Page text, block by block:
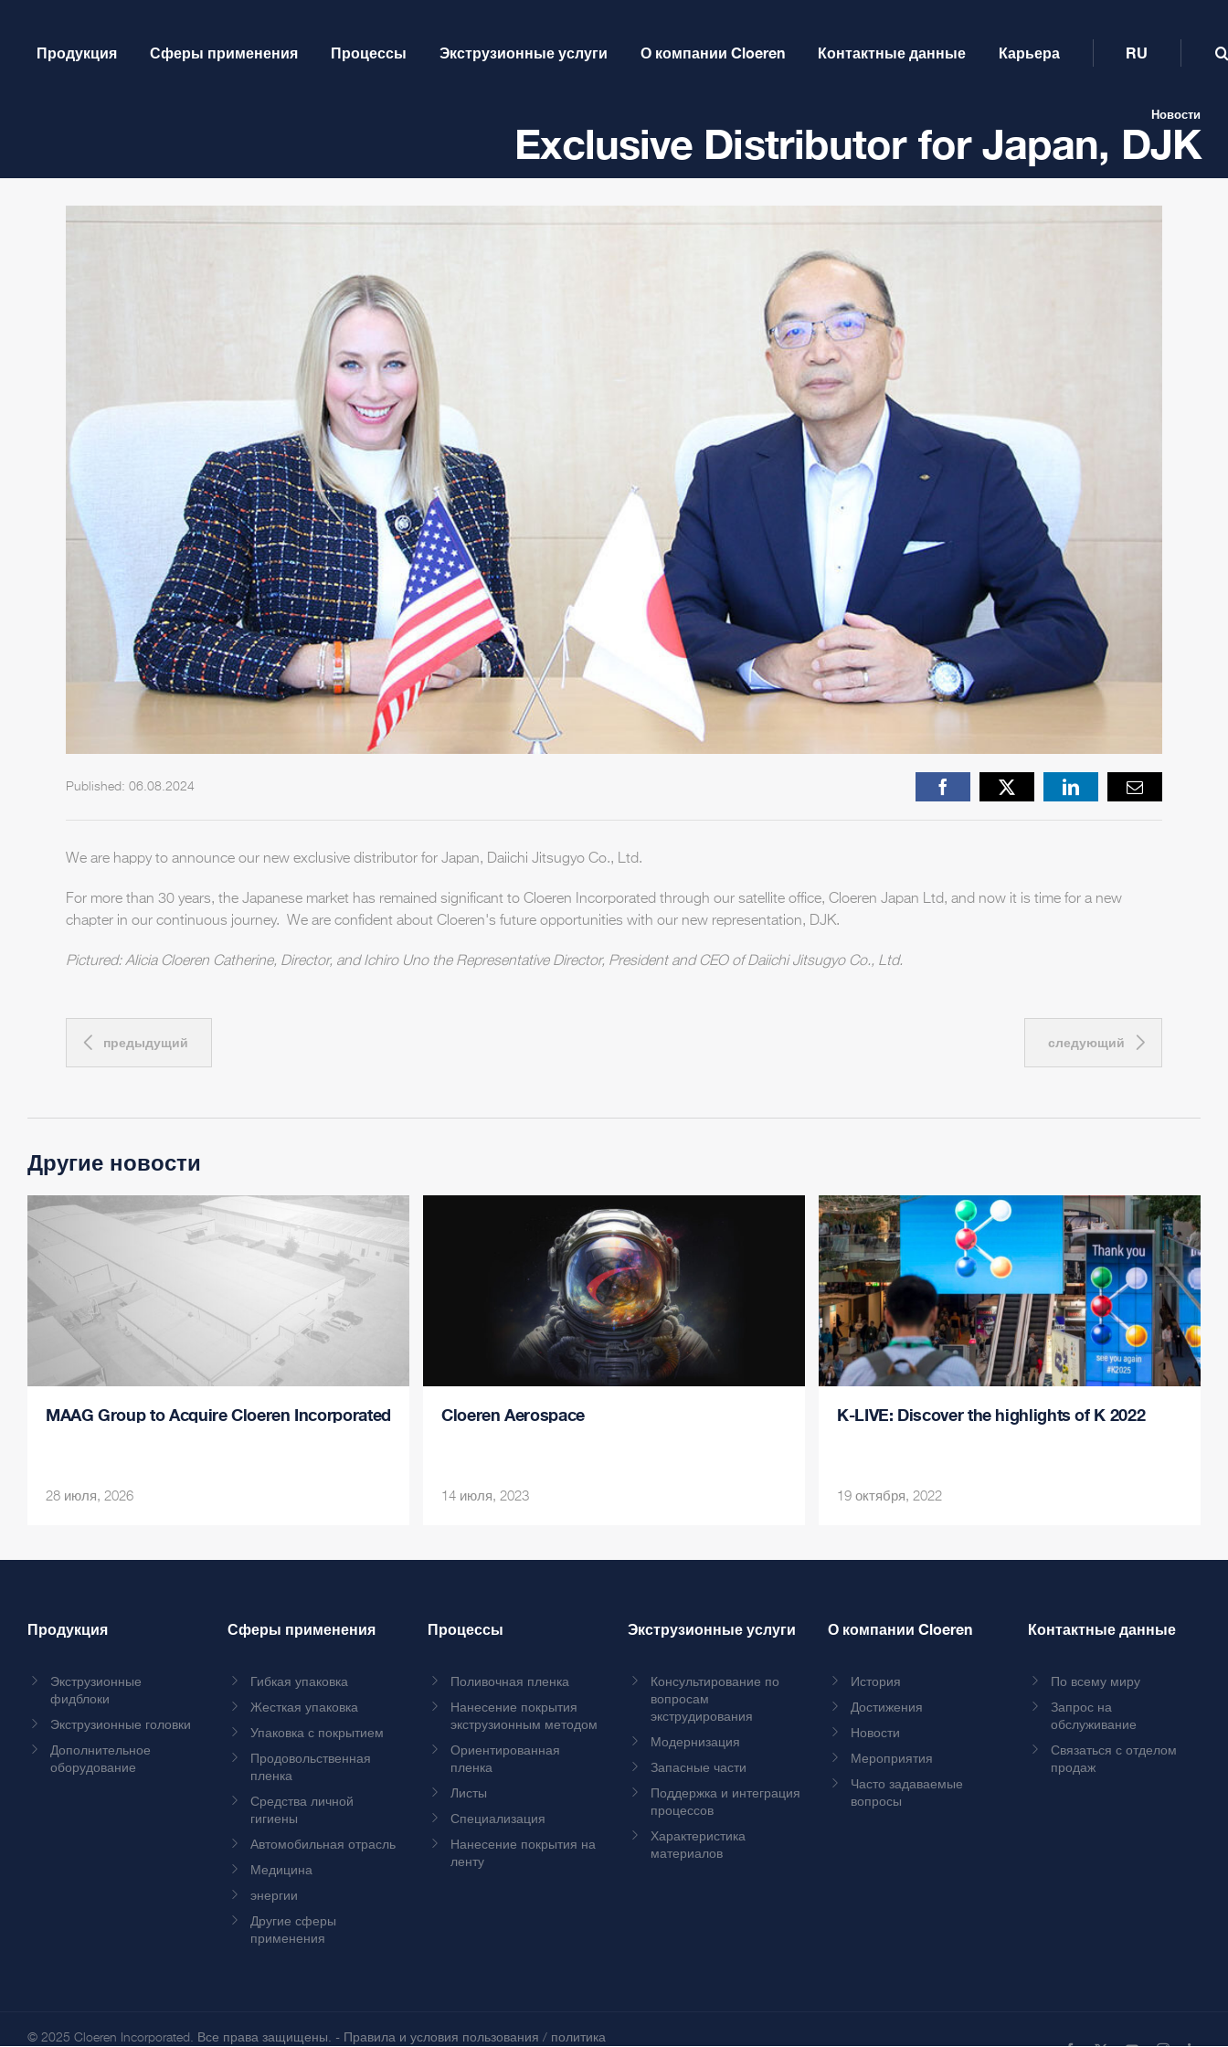
contentПродукция Сферы применения Процессы Экструзионные услуги О компании Cloeren Контактные данные Карьера RU
Exclusive Distributor for Japan, DJK
Новости
Published: 06.08.2024 FacebookX LinkedIn Email
We are happy to announce our new exclusive distributor for Japan, Daiichi Jitsugyo Co., Ltd.
For more than 30 years, the Japanese market has remained significant to Cloeren Incorporated through our satellite office, Cloeren Japan Ltd, and now it is time for a new
chapter in our continuous journey. We are confident about Cloeren's future opportunities with our new representation, DJK.
Pictured: Alicia Cloeren Catherine, Director, and Ichiro Uno the Representative Director, President and CEO of Daiichi Jitsugyo Co., Ltd.
предыдущий следующий
Другие новости
MAAG Group to Acquire Cloeren Incorporated
28 июля, 2026
Cloeren Aerospace
14 июля, 2023
K-LIVE: Discover the highlights of K 2022
19 октября, 2022
Продукция
Экструзионные
фидблоки
Экструзионные головки
Дополнительное
оборудование
Сферы применения
Гибкая упаковка
Жесткая упаковка
Упаковка с покрытием
Продовольственная
пленка
Средства личной
гигиены
Автомобильная отрасль
Медицина
энергии
Другие сферы
применения
Процессы
Поливочная пленка
Нанесение покрытия
экструзионным методом
Ориентированная
пленка
Листы
Специализация
Нанесение покрытия на
ленту
Экструзионные услуги
Консультирование по
вопросам
экструдирования
Модернизация
Запасные части
Поддержка и интеграция
процессов
Характеристика
материалов
О компании Cloeren
История
Достижения
Новости
Мероприятия
Часто задаваемые
вопросы
Контактные данные
По всему миру
Запрос на
обслуживание
Связаться с отделом
продаж
© 2025 Cloeren Incorporated. Все права защищены. - Правила и условия пользования / политика